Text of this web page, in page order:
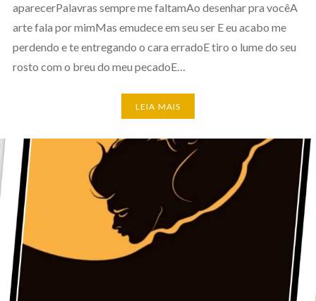
aparecerPalavras sempre me faltamAo desenhar pra vocêA
arte fala por mimMas emudece em seu ser E eu acabo me
perdendo e te entregando o cara erradoE tiro o lume do seu
rosto com o breu do meu pecadoE…
LEIA MAIS